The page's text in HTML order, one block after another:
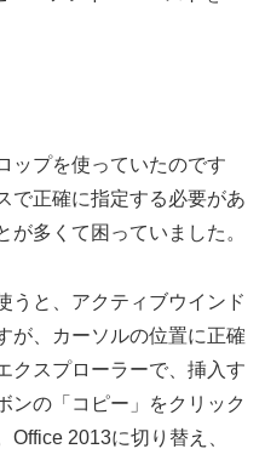
ップを使っていたのです
で正確に指定する必要があ
が多くて困っていました。
うと、アクティブウインド
が、カーソルの位置に正確
クスプローラーで、挿入す
ンの「コピー」をクリック
2013に切り替え、